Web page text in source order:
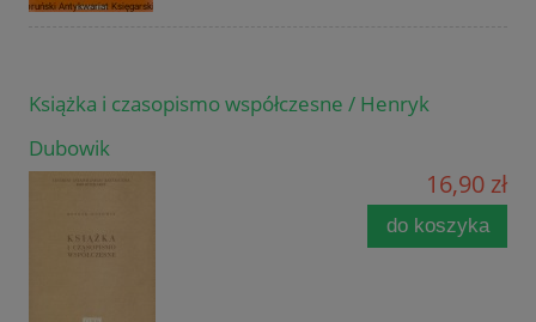
Książka i czasopismo współczesne / Henryk
Dubowik
16,90 zł
do koszyka